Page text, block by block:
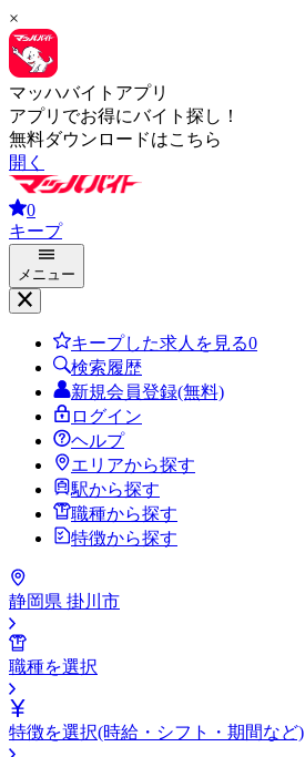
×
マッハバイトアプリ
アプリでお得にバイト探し！
無料ダウンロードはこちら
開く
0
キープ
メニュー
キープした求人を見る0
検索履歴
新規会員登録(無料)
ログイン
ヘルプ
エリアから探す
駅から探す
職種から探す
特徴から探す
静岡県 掛川市
職種を選択
特徴を選択(時給・シフト・期間など)